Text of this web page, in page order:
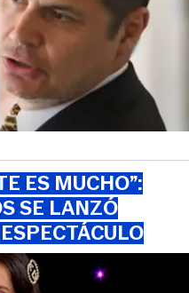
ES MUCHO”:
SE LANZÓ